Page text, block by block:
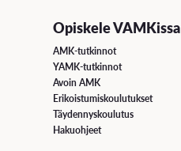
Opiskele VAMKissa
AMK-tutkinnot
YAMK-tutkinnot
Avoin AMK
Erikoistumiskoulutukset
Täydennyskoulutus
Hakuohjeet